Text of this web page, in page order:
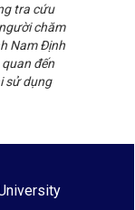
tra cứu
chăm
Nam Định
đến
sử dụng